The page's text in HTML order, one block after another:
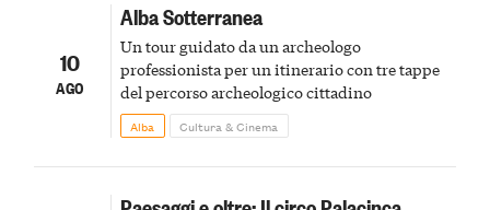
10
AGO
Alba Sotterranea
Un tour guidato da un archeologo
professionista per un itinerario con tre tappe
del percorso archeologico cittadino
Alba Cultura & Cinema